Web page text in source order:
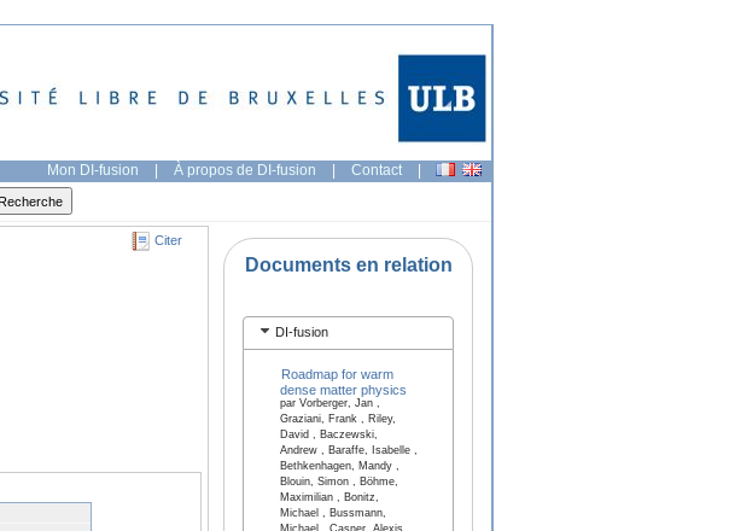
Mon DI-fusion | À propos de DI-fusion | Contact |
Citer
Documents en relation
DI-fusion
Roadmap for warm
dense matter physics
par Vorberger, Jan ,
Graziani, Frank , Riley,
David , Baczewski,
Andrew , Baraffe, Isabelle ,
Bethkenhagen, Mandy ,
Blouin, Simon , Böhme,
Maximilian , Bonitz,
Michael , Bussmann,